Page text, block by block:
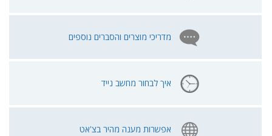
מדריכי מוצרים והסברים נוספים
איך לבחור מחשב נייד
אפשרות מענה מהיר בצ'אט